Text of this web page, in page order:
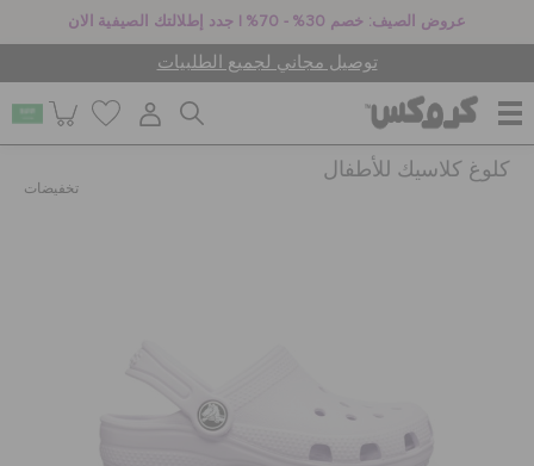
عروض الصيف: خصم 30% - 70% | جدد إطلالتك الصيفية الان
توصيل مجاني لجميع الطلبيات
للنساء
جيبيتز تشارمز
كلوغ كلاسيك للأطفال
تخفيضات